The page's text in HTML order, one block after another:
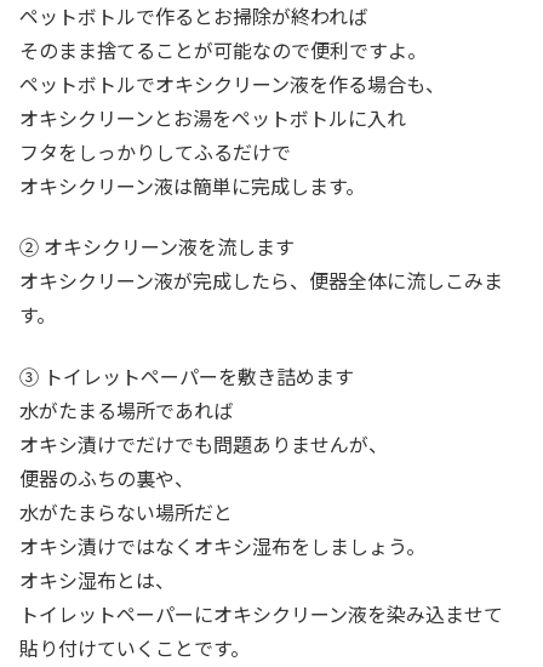
ペットボトルで作るとお掃除が終われば
そのまま捨てることが可能なので便利ですよ。
ペットボトルでオキシクリーン液を作る場合も、
オキシクリーンとお湯をペットボトルに入れ
フタをしっかりしてふるだけで
オキシクリーン液は簡単に完成します。
② オキシクリーン液を流します
オキシクリーン液が完成したら、便器全体に流しこみま
す。
③ トイレットペーパーを敷き詰めます
水がたまる場所であれば
オキシ漬けでだけでも問題ありませんが、
便器のふちの裏や、
水がたまらない場所だと
オキシ漬けではなくオキシ湿布をしましょう。
オキシ湿布とは、
トイレットペーパーにオキシクリーン液を染み込ませて
貼り付けていくことです。